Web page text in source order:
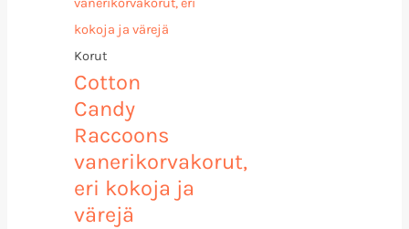
Korut
Cotton
Candy
Raccoons
vanerikorvakorut,
eri kokoja ja
värejä
36,00 €